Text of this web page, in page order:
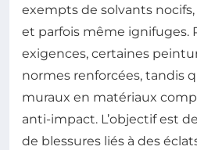
exempts de solvants
et parfois même ignifuges.
exigences, certaines
normes renforcées, tandis
muraux en matériaux
anti-impact. L’objectif est
de blessures liés à des